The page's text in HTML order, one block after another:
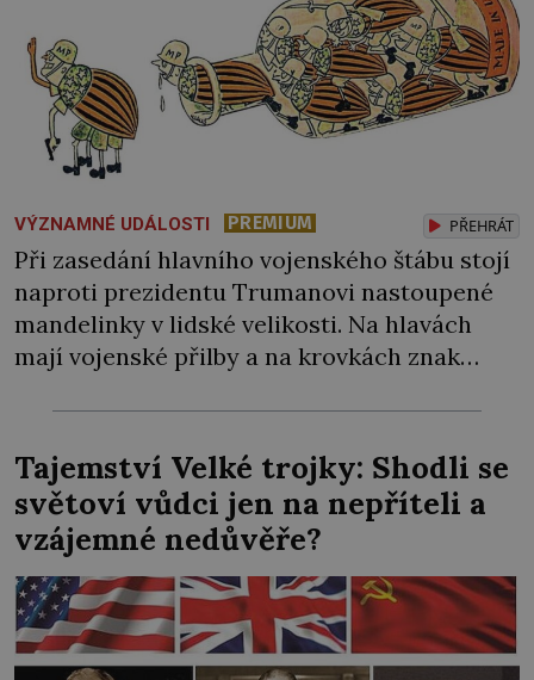
VÝZNAMNÉ UDÁLOSTI PREMIUM PŘEHRÁT
Při zasedání hlavního vojenského štábu stojí
naproti prezidentu Trumanovi nastoupené
mandelinky v lidské velikosti. Na hlavách
mají vojenské přilby a na krovkách znak
boháč, atomovka, Hitlerův Mein Kampf,
pohozená kniha o bakteriologické válce a
mapa Československa uprostřed stolu.
Komunisté moc dobře vědí, proč tyhle
obrázky zaplavují naše města i obce. […]
Tajemství Velké trojky: Shodli se
světoví vůdci jen na nepříteli a
vzájemné nedůvěře?